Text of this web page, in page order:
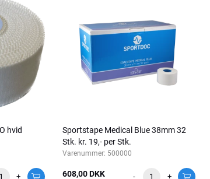
hvid
+
Sportstape Medical Blue 38mm 32
Stk. kr. 19,- per Stk.
Varenummer: 500000
608,00 DKK - +